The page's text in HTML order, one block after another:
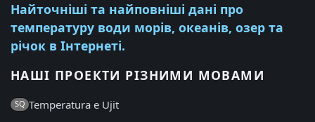
Найточніші та найповніші дані про
температуру води морів, океанів, озер та
річок в Інтернеті.
НАШІ ПРОЕКТИ РІЗНИМИ МОВАМИ
SQ Temperatura e Ujit